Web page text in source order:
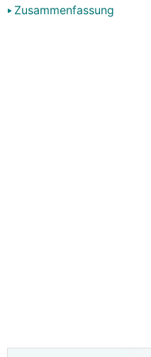
Zusammenfassung